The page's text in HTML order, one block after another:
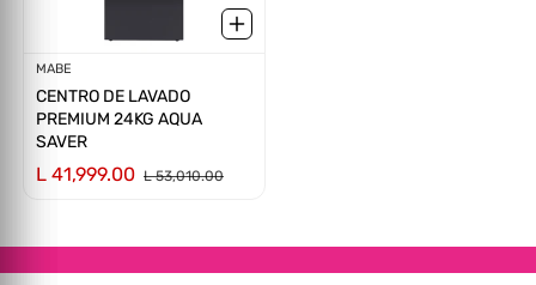
Proveedor:
MABE
CENTRO DE LAVADO
PREMIUM 24KG AQUA
SAVER
L 41,999.00 L 53,010.00